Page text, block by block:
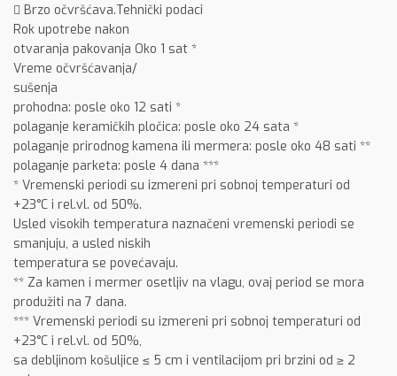
 Brzo očvršćava.Tehnički podaci
Rok upotrebe nakon
otvaranja pakovanja Oko 1 sat *
Vreme očvršćavanja/
sušenja
prohodna: posle oko 12 sati *
polaganje keramičkih pločica: posle oko 24 sata *
polaganje prirodnog kamena ili mermera: posle oko 48 sati **
polaganje parketa: posle 4 dana ***
* Vremenski periodi su izmereni pri sobnoj temperaturi od
+23°C i rel.vl. od 50%.
Usled visokih temperatura naznačeni vremenski periodi se
smanjuju, a usled niskih
temperatura se povećavaju.
** Za kamen i mermer osetljiv na vlagu, ovaj period se mora
produžiti na 7 dana.
*** Vremenski periodi su izmereni pri sobnoj temperaturi od
+23°C i rel.vl. od 50%,
sa debljinom košuljice ≤ 5 cm i ventilacijom pri brzini od ≥ 2